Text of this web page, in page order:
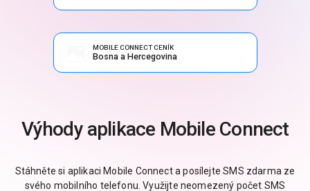
MOBILE CONNECT CENÍK
Bosna a Hercegovina
Výhody aplikace Mobile Connect
Stáhněte si aplikaci Mobile Connect a posílejte SMS zdarma ze
svého mobilního telefonu. Využijte neomezený počet SMS